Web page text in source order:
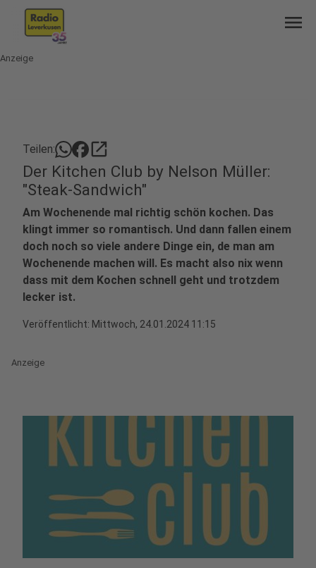
menu
Anzeige
Teilen: open_in_new
Der Kitchen Club by Nelson Müller:
"Steak-Sandwich"
Am Wochenende mal richtig schön kochen. Das
klingt immer so romantisch. Und dann fallen einem
doch noch so viele andere Dinge ein, de man am
Wochenende machen will. Es macht also nix wenn
dass mit dem Kochen schnell geht und trotzdem
lecker ist.
Veröffentlicht: Mittwoch, 24.01.2024 11:15
Anzeige